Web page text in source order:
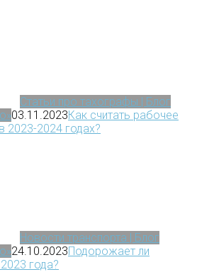
Статьи про тахографы | Блог
03.11.2023Как считать рабочее
2023-2024 годах?
Новости транспорта | Блог
24.10.2023Подорожает ли
года?